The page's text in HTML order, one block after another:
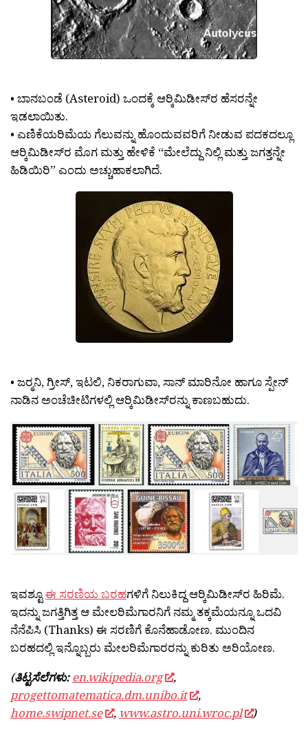
• ಬಾನಬಂಡೆ (Asteroid) ಒಂದಕ್ಕೆ ಆರ‍್ಕಿಮಿಡೀಸ್‍ರ ಹೆಸರನ್ನೇ
ಇಡಲಾಯಿತು.
• ಎಣಿಕೆಯರಿಮೆಯ ಗೆಲುವನ್ನು ಹೊಂದುವವರಿಗೆ ನೀಡುವ ಪದಕದಲ್ಲೂ
ಆರ‍್ಕಿಮಿಡೀಸ್‍ರ ಮೊಗ ಮತ್ತು ಹೇಳಿಕೆ “ಮೇಲೆದ್ದು ನಿಲ್ಲಿ ಮತ್ತು ಜಗತ್ತನ್ನೇ
ಹಿಡಿಯಿರಿ” ಎಂದು ಅಚ್ಚುಹಾಕಲಾಗಿದೆ.
• ಜರ‍್ಮನಿ, ಗ್ರೀಸ್, ಇಟಲಿ, ನಿಕರಾಗುವಾ, ಸಾನ್ ಮಾರಿನೋ ಹಾಗೂ ಸ್ಪೇನ್
ನಾಡಿನ ಅಂಚೆಚೀಟಿಗಳಲ್ಲಿ ಆರ‍್ಕಿಮಿಡೀಸ್‍ರನ್ನು ಕಾಣಬಹುದು.
ಇವಶ್ಟೂಈ ಸರಣಿಯ ಬರಹಗಳಿಗೆ ನಿಲುಕಿದ್ದ ಆರ‍್ಕಿಮಿಡೀಸ್‍ರ ಹಿರಿಮೆ.
ಇದನ್ನು ಜಗತ್ತಿಗಿತ್ತ ಆ ಮೇಲರಿಮೆಗಾರನಿಗೆ ನಮ್ಮ ತಕ್ಕಮೆಯನ್ನೂ ಒದವಿ
ನೆನೆಪಿಸಿ (Thanks) ಈ ಸರಣಿಗೆ ಕೊನೆಹಾಡೋಣ. ಮುಂದಿನ
ಬರಹದಲ್ಲಿ ಇನ್ನೊಬ್ಬರು ಮೇಲರಿಮೆಗಾರರನ್ನು ಕುರಿತು ಅರಿಯೋಣ.
(ತಿಟ್ಟಸೆಲೆಗಳು: en.wikipedia.org
,
progettomatematica.dm.unibo.it
,
home.swipnet.se
, www.astro.uni.wroc.pl )